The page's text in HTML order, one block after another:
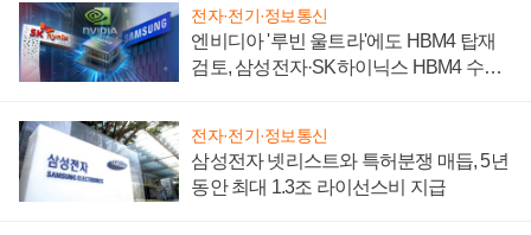
전자·전기·정보통신
엔비디아 '루빈 울트라'에도 HBM4 탑재
검토, 삼성전자·SK하이닉스 HBM4 수율
전자·전기·정보통신
삼성전자 넷리스트와 특허분쟁 매듭, 5년
동안 최대 1.3조 라이선스비 지급